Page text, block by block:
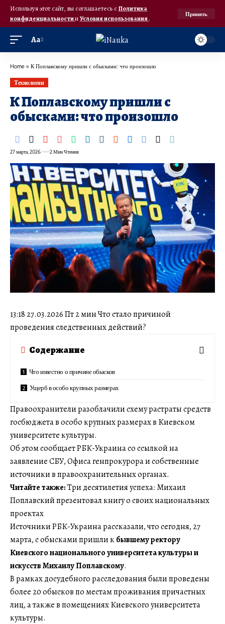
Используя этот сайт, вы соглашаетесь с Политика
конфиденциальностииУсловия использования.
Принять
Аа
Home » К Поплавскому пришли с обысками: что произошло
Технологии
К Поплавскому пришли с
обысками: что произошло
27 марта, 2026 2 Мин Чтения
13:18 27.03.2026 Пт 2 мин Что стало причиной
проведения следственных действий?
Содержание
Что известно о причине обысков
Ущерб в особо крупных размерах
Правоохранители разоблачили схему растраты средств
госбюджета в особо крупных размерах в Киевском
университете культуры.
Об этом сообщает РБК-Украина со ссылкой на
заявление СБУ, Офиса генпрокурора и собственные
источники в правоохранительных органах.
Читайте также:Три десятилетия успеха: Михаил
Поплавский презентовал книгу о своих национальных
проектах
Источники РБК-Украина рассказали, что сегодня, 27
марта, с обысками пришли к бывшему ректору
Киевского национального университета культуры и
искусств Михаилу Поплавскому.
В рамках досудебного расследования были проведены
более 20 обысков по местам проживания причастных
лиц, а также в помещениях Киевского университета
культуры.